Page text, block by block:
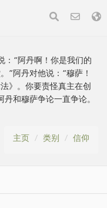
：“阿丹啊！你是我们的
”阿丹对他说：“穆萨！
》。你要责怪真主在创
和穆萨争论一直争论。
主页 类别 信仰